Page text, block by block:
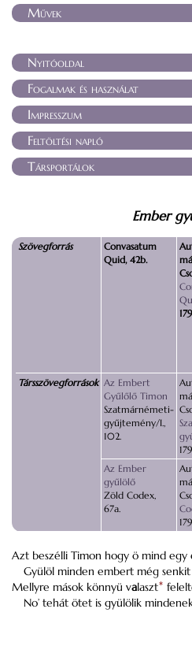
Művek
Nyitóoldal
Fogalmak és használat
Impresszum
Feltöltési napló
Társportálok
Ember
Szövegforrás
Convasatum
Quid, 42b.
Társszövegforrások Az Embert
Gyűlőlő Timon
Szatmárnémeti-
gyűjtemény/I.,
102.
Az Ember
gyűlölő
Zöld Codex,
67a.
Azt beszélli Timon hogy ö mind egy
Gyülöl minden embert még
Mellyre mások könnyü valaszt*
No’ tehát ötet is gyülölik